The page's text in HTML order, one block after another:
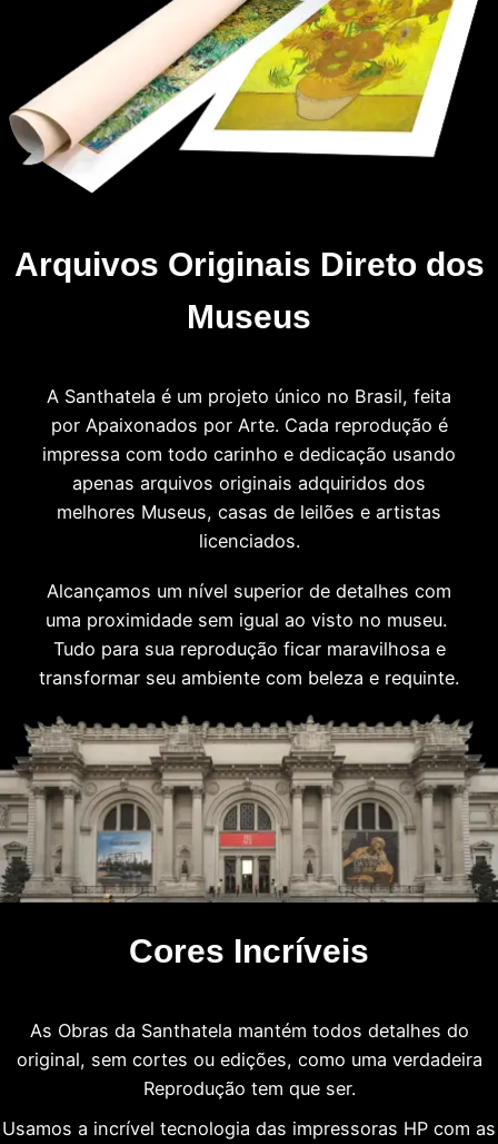
Arquivos Originais Direto dos
Museus
A Santhatela é um projeto único no Brasil, feita
por Apaixonados por Arte. Cada reprodução é
impressa com todo carinho e dedicação usando
apenas arquivos originais adquiridos dos
melhores Museus, casas de leilões e artistas
licenciados.
Alcançamos um nível superior de detalhes com
uma proximidade sem igual ao visto no museu.
Tudo para sua reprodução ficar maravilhosa e
transformar seu ambiente com beleza e requinte.
Cores Incríveis
As Obras da Santhatela mantém todos detalhes do
original, sem cortes ou edições, como uma verdadeira
Reprodução tem que ser.
Usamos a incrível tecnologia das impressoras HP com as